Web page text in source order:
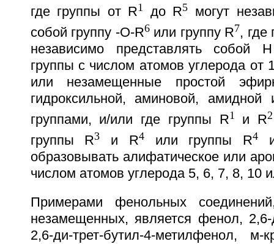
где группы от R1 до R5
могут
собой группу -O-R6или группу R7, где
независимо представлять собой
группы с числом атомов углерода
или незамещенные простой
гидроксильной, аминовой, амидной
группами, и/или где группы R1 и R2
группы R3 и R4или группы R4
образовывать алифатическое или
числом атомов углерода 5, 6, 7, 8, 10
Примерами фенольных
незамещенных, является фенол, 2,6-
2,6-ди-трет-бутил-4-метилфенол, м-